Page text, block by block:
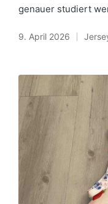
genauer studiert
9. April 2026